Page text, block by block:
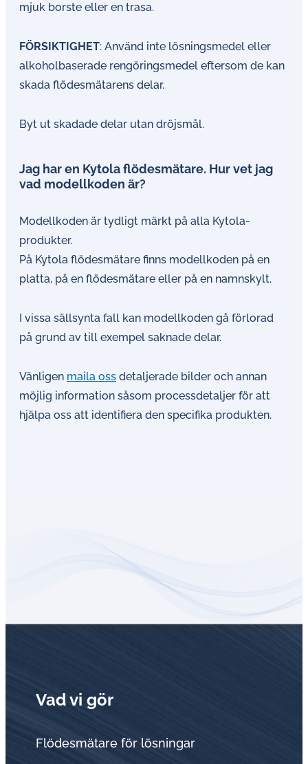
mjuk borste eller en trasa.
FÖRSIKTIGHET: Använd inte lösningsmedel eller
alkoholbaserade rengöringsmedel eftersom de kan
skada flödesmätarens delar.
Byt ut skadade delar utan dröjsmål.
Jag har en Kytola flödesmätare. Hur vet jag
vad modellkoden är?
Modellkoden är tydligt märkt på alla Kytola-
produkter.
På Kytola flödesmätare finns modellkoden på en
platta, på en flödesmätare eller på en namnskylt.
I vissa sällsynta fall kan modellkoden gå förlorad
på grund av till exempel saknade delar.
Vänligen maila oss detaljerade bilder och annan
möjlig information såsom processdetaljer för att
hjälpa oss att identifiera den specifika produkten.
Vad vi gör
Flödesmätare för lösningar